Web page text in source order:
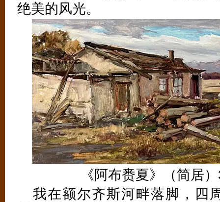
绝美的风光。
《阿布赉夏》（简居
我在额尔齐斯河畔落脚，四